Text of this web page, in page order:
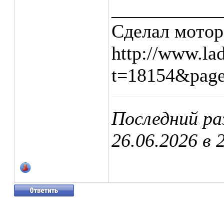
Сделал
http://
Последний
26.06.2026 в